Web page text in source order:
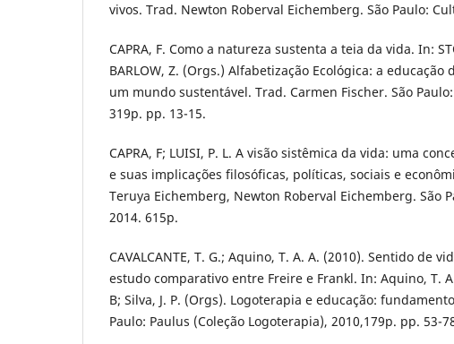
vivos. Trad. Newton Roberval Eichemberg. São Paulo:
CAPRA, F. Como a natureza sustenta a teia da vida. In:
BARLOW, Z. (Orgs.) Alfabetização Ecológica: a educação
um mundo sustentável. Trad. Carmen Fischer. São
319p. pp. 13-15.
CAPRA, F; LUISI, P. L. A visão sistêmica da vida: uma
e suas implicações filosóficas, políticas, sociais e
Teruya Eichemberg, Newton Roberval Eichemberg. São
2014. 615p.
CAVALCANTE, T. G.; Aquino, T. A. A. (2010). Sentido de
estudo comparativo entre Freire e Frankl. In: Aquino, T.
B; Silva, J. P. (Orgs). Logoterapia e educação:
Paulo: Paulus (Coleção Logoterapia), 2010,179p. pp. 53-